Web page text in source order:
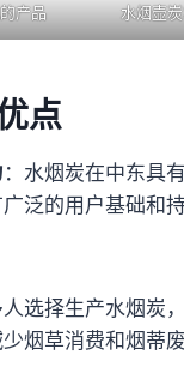
产品 水烟壶
点
：水烟炭在中东具
泛的用户基础和
人选择生产水烟炭
烟草消费和烟蒂